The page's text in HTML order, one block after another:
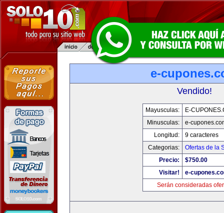
e-
Vendido!
Mayusculas:
E-
Minusculas:
e-
Longitud:
9 caracteres
Categorias:
Ofertas de la
Precio:
$750.00
Visitar!
e-
Serán consideradas